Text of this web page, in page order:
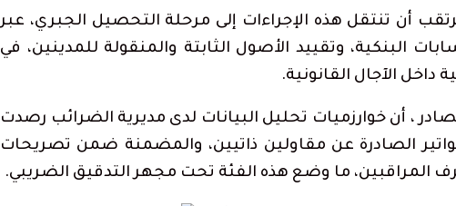
أن تنتقل هذه الإجراءات إلى مرحلة التحصيل الجبري، عبر
البنكية، وتقييد الأصول الثابتة والمنقولة للمدينين، في
الآجال القانونية.
، أن خوارزميات تحليل البيانات لدى مديرية الضرائب رصدت
الصادرة عن مقاولين ذاتيين، والمضمنة ضمن تصريحات
ما وضع هذه الفئة تحت مجهر التدقيق الضريبي.